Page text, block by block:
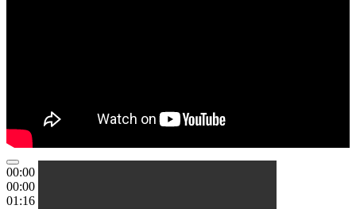
00:00
00:00
01:16